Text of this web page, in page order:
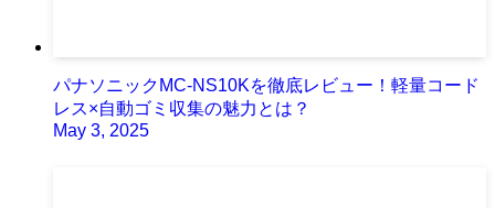
パナソニックMC-NS10Kを徹底レビュー！軽量コード
レス×自動ゴミ収集の魅力とは？
May 3, 2025